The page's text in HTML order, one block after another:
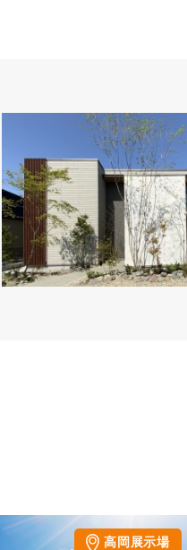
高岡展示場